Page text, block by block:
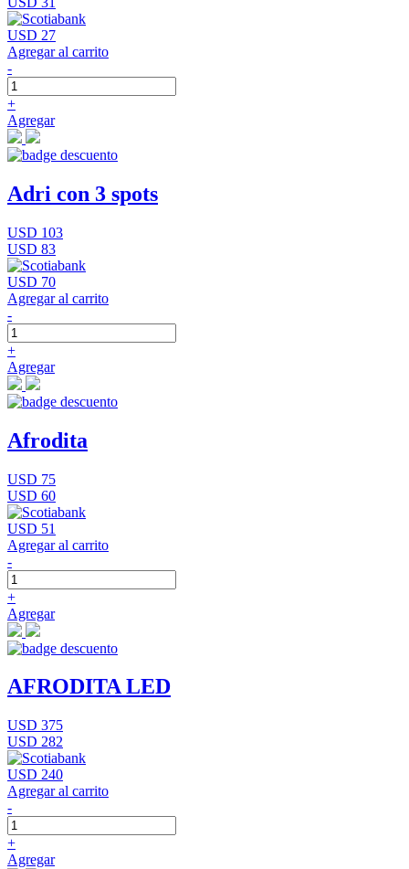
USD 27
Agregar al carrito
-
+
Agregar
Adri con 3 spots
USD 103
USD 83
USD 70
Agregar al carrito
-
+
Agregar
Afrodita
USD 75
USD 60
USD 51
Agregar al carrito
-
+
Agregar
AFRODITA LED
USD 375
USD 282
USD 240
Agregar al carrito
-
+
Agregar